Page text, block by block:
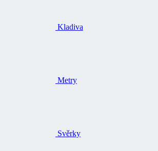
Kladiva
Metry
Svěrky